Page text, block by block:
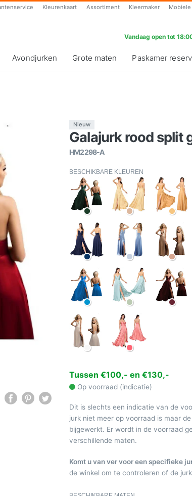
Kleurenkaart Assortiment Kleermaker
Vandaag open tot
Avondjurken Grote maten Paskamer
Nieuw
Galajurk rood split
HM2298-A
BESCHIKBARE KLEUREN
Tussen €100,- en €130,-
Op voorraad (indicatie)
Dit is slechts een indicatie van de
jurk niet meer op voorraad is maar
bijgewerkt. Er wordt in de voorraad
verschillende maten.
Komt u van ver voor een specifieke
de winkel om te controleren of de